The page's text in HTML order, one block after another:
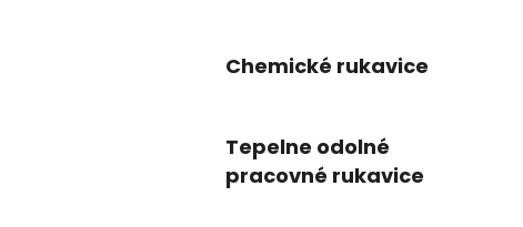
Chemické rukavice
Tepelne odolné
pracovné rukavice